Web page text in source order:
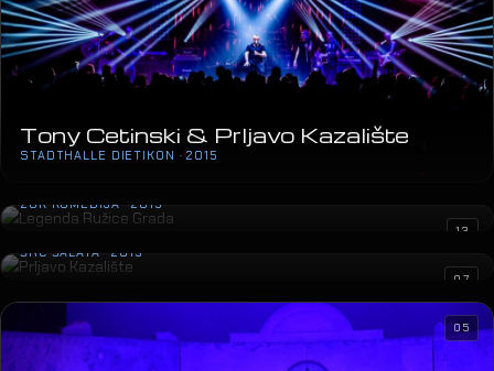
Tony Cetinski & Prljavo Kazalište
STADTHALLE DIETIKON · 2015
ZGK KOMEDIJA · 2015
13
Prljavo Kazalište
ŠRC ŠALATA · 2015
07
05